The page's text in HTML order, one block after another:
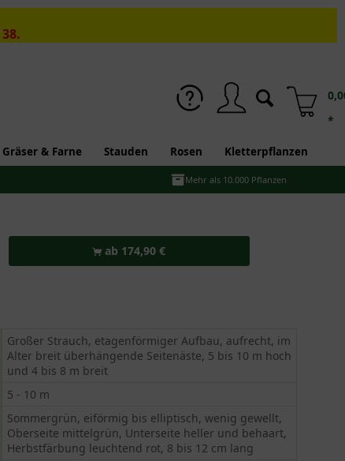
*
Gräser & Farne Stauden Rosen Kletterpflanzen
Mehr als 10.000 Pflanzen
ab 174,90 €
Großer Strauch, etagenförmiger Aufbau, aufrecht, im
Alter breit überhängende Seitenäste, 5 bis 10 m hoch
und 4 bis 8 m breit
5 - 10 m
Sommergrün, eiförmig bis elliptisch, wenig gewellt,
Oberseite mittelgrün, Unterseite heller und behaart,
Herbstfärbung leuchtend rot, 8 bis 12 cm lang